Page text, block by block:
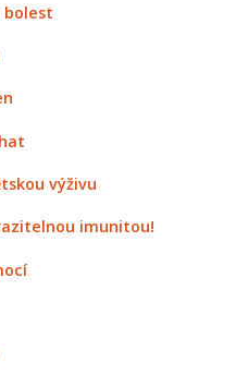
bolest
výživu
imunitou!